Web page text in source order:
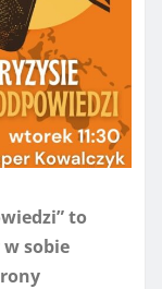
to
w sobie